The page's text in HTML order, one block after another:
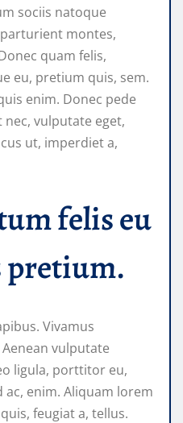
sociis natoque
montes,
quam felis,
eu, pretium quis, sem.
enim. Donec pede
vulputate eget,
ut, imperdiet a,
felis eu
pretium.
Vivamus
vulputate
ligula, porttitor eu,
ac, enim. Aliquam lorem
feugiat a, tellus.